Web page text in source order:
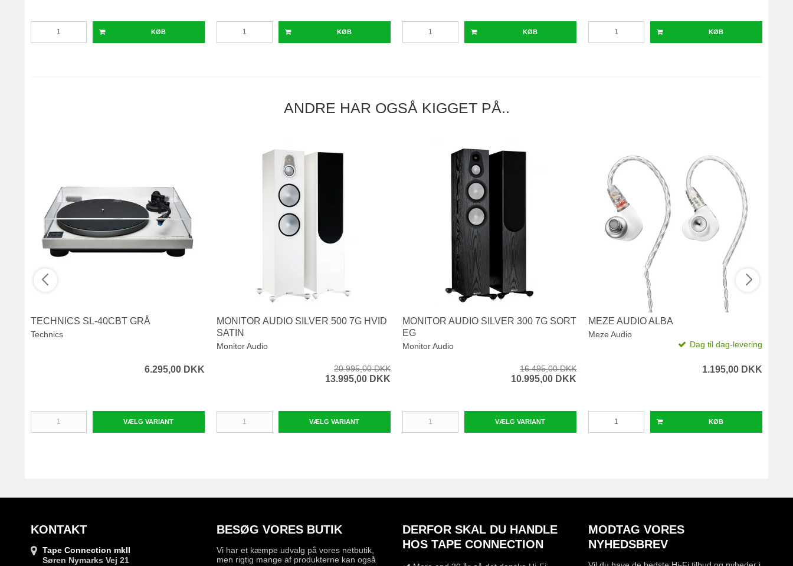
KØB KØB KØB KØB
ANDRE HAR OGSÅ KIGGET PÅ..
TECHNICS SL-40CBT GRÅ
Technics
6.295,00 DKK
VÆLG VARIANT
MONITOR AUDIO SILVER 500 7G HVID
SATIN
Monitor Audio
20.995,00 DKK
13.995,00 DKK
VÆLG VARIANT
MONITOR AUDIO SILVER 300 7G SORT
EG
Monitor Audio
16.495,00 DKK
10.995,00 DKK
VÆLG VARIANT
MEZE AUDIO ALBA
Meze Audio
Dag til dag-levering
1.195,00 DKK
KØB
KONTAKT
Tape Connection mkII
Søren Nymarks Vej 21
BESØG VORES BUTIK
Vi har et kæmpe udvalg på vores netbutik,
men rigtig mange af produkterne kan også
DERFOR SKAL DU HANDLE
HOS TAPE CONNECTION
MODTAG VORES
NYHEDSBREV